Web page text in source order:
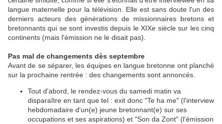
langue maternelle pour la télévision. Elle est sans doute l'un des
derniers acteurs des générations de missionnaires bretons et
bretonnants qui se sont investis depuis le XIXe siècle sur les cinq
continents (mais l'émission ne le disait pas).
Pas mal de changements dès septembre
Avant de se séparer, les équipes en langue bretonne ont planché
sur la prochaine rentrée : des changements sont annoncés.
Tout d'abord, le rendez-vous du samedi matin va
disparaître en tant que tel : exit donc "Te ha me" (l'interview
hebdomadaire d'un(e) jeune bretonnant(e) sur ses
occupations et ses aspirations) et "Son da Zont" (l'émission